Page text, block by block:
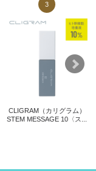
3
CLIGRAM（カリグラム）
STEM MESSAGE 10〈ス...